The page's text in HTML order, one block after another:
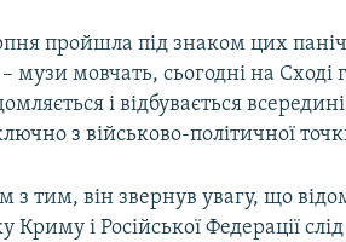
пройшла під знаком цих
музи мовчать, сьогодні на Сході
і відбувається
з військово-політичної
з тим, він звернув увагу, що
Криму і Російської Федерації